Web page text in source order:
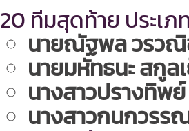
20 ทีมสุดท้าย ประเ
นายณัฐพล วรวณิ
นายมหัทธนะ สกู
นางสาวปรางทิพ
นางสาวกนกวร